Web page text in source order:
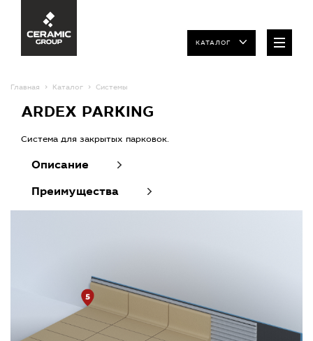
КАТАЛОГ
Главная Каталог Системы
ARDEX PARKING
Система для закрытых парковок.
Преимущества
Описание